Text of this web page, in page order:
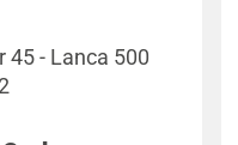
45 - Lanca 500